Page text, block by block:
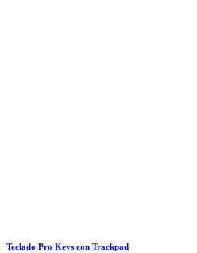
Teclado Pro Keys con Trackpad